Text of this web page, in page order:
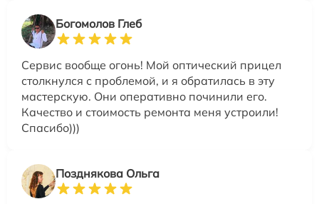
Богомолов Глеб
Сервис вообще огонь! Мой оптический прицел
столкнулся с проблемой, и я обратилась в эту
мастерскую. Они оперативно починили его.
Качество и стоимость ремонта меня устроили!
Спасибо)))
Позднякова Ольга